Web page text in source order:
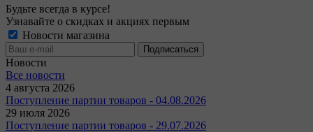
Будьте всегда в курсе!
Узнавайте о скидках и акциях первым
Новости магазина
Новости
Все новости
4 августа 2026
Поступление партии товаров - 04.08.2026
29 июля 2026
Поступление партии товаров - 29.07.2026